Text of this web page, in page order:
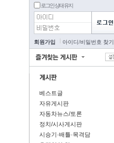
로그인 상태 유지
회원가입 아이디/비밀번호 찾기
베스트글
자유게시판
자동차뉴스/토론
정치/시사게시판
시승기·배틀·목격담